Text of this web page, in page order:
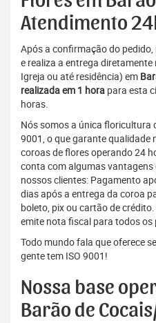
Atendimento
Após a confirmação do
e realiza a entrega diretamente
Igreja ou até residência) em
realizada em 1 hora para esta
horas.
Nós somos a única floricultura
9001, o que garante qualidade
coroas de flores operando 24
conta com algumas
nossos clientes: Pagamento
dias após a entrega da coroa
boleto, pix ou cartão de
emite nota fiscal para todos os
Todo mundo fala que oferece
gente tem ISO 9001!
Nossa base
Barão de